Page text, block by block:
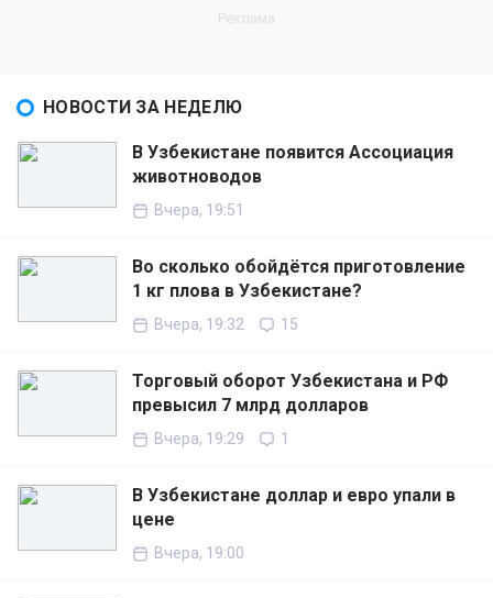
НОВОСТИ ЗА НЕДЕЛЮ
В Узбекистане появится Ассоциация
животноводов
Вчера, 19:51
Во сколько обойдётся приготовление
1 кг плова в Узбекистане?
Вчера, 19:32 15
Торговый оборот Узбекистана и РФ
превысил 7 млрд долларов
Вчера, 19:29 1
В Узбекистане доллар и евро упали в
цене
Вчера, 19:00